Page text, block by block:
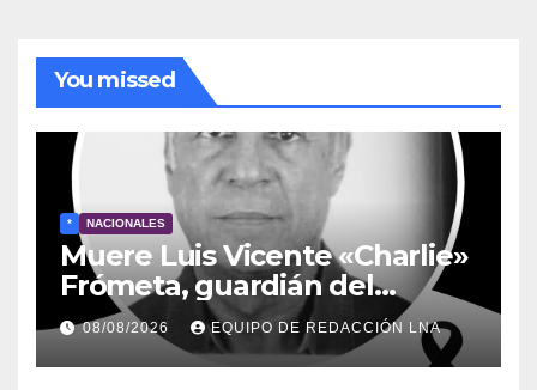
You missed
* NACIONALES
Muere Luis Vicente «Charlie»
Frómeta, guardián del
legado musical de la Billo’s
Caracas Boys
08/08/2026 EQUIPO DE REDACCIÓN LNA